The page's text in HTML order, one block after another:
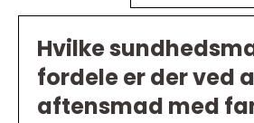
Hvilke
fordele er der ved
aftensmad med